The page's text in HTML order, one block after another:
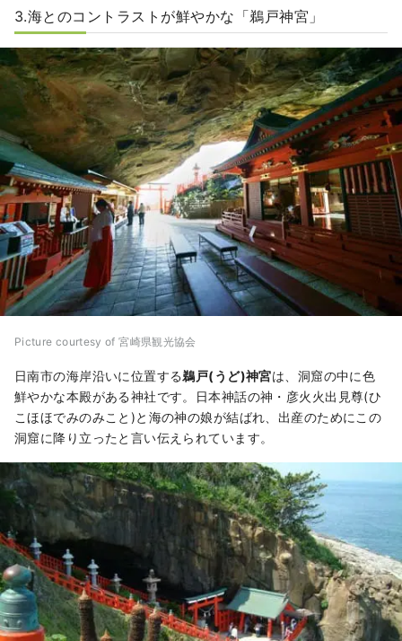
3.海とのコントラストが鮮やかな「鵜戸神宮」
Picture courtesy of 宮崎県観光協会
日南市の海岸沿いに位置する鵜戸(うど)神宮は、洞窟の中に色
鮮やかな本殿がある神社です。日本神話の神・彦火火出見尊(ひ
こほほでみのみこと)と海の神の娘が結ばれ、出産のためにこの
洞窟に降り立ったと言い伝えられています。